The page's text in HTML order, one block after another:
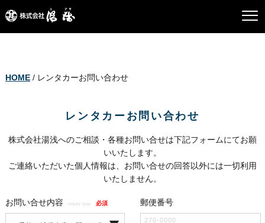
HOME/ レンタカーお問い合わせ
レンタカーお問い合わせ
株式会社湯浅へのご相談・各種お問い合せは下記フォームにてお願
いいたします。
ご連絡いただいた個人情報は、お問い合せの回答以外には一切利用
いたしません。
お問い合せ内容 inquiry type 必須 郵便番号